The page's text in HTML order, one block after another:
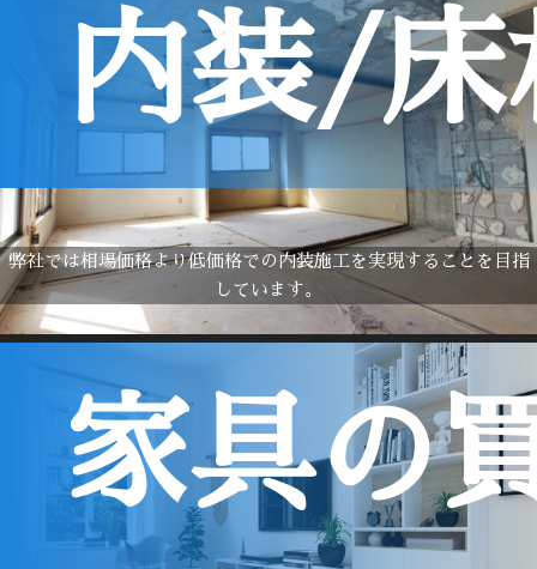
内装/床
弊社では相場価格より低価格での内装施工を実現することを目指
しています。
家具の